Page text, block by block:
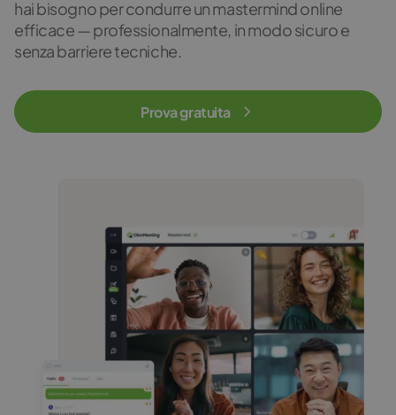
hai bisogno per condurre un mastermind online
efficace — professionalmente, in modo sicuro e
senza barriere tecniche.
Prova gratuita